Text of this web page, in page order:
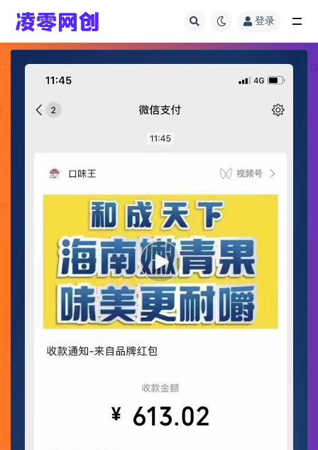
登录